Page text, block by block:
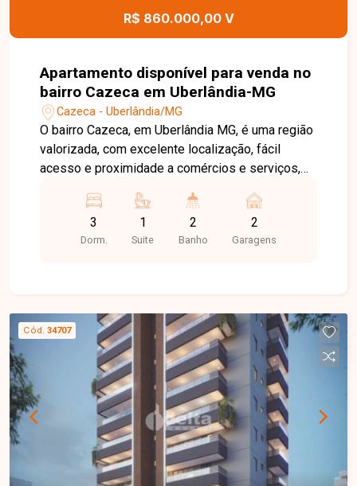
R$ 860.000,00 V
Apartamento disponível para venda no
bairro Cazeca em Uberlândia-MG
Cazeca - Uberlândia/MG
O bairro Cazeca, em Uberlândia MG, é uma região
valorizada, com excelente localização, fácil
acesso e proximidade a comércios e serviços,
Ótimo apartamento com aproximadamente 96 m²
de área privativa, com armários planejados,
composto por duas salas amplas, lavabo, três
ainda com duas vagas de garagem. O condomínio
dispõe de elevador, água e gás inclusos, além de
área de lazer completa com espaço chef, salão
de festas, espaço grill, sala de jogos, espaço
infantil, academia, espaço office, espaço beleza,
cinema e hall de entrada. Uma excelente
oportunidade para quem busca conforto, lazer e
localização privilegiada. Entre em contato para
mais informações e agende sua visita.
3
Dorm.
1
Suite
2
Banho
2
Garagens
Cód. 34707